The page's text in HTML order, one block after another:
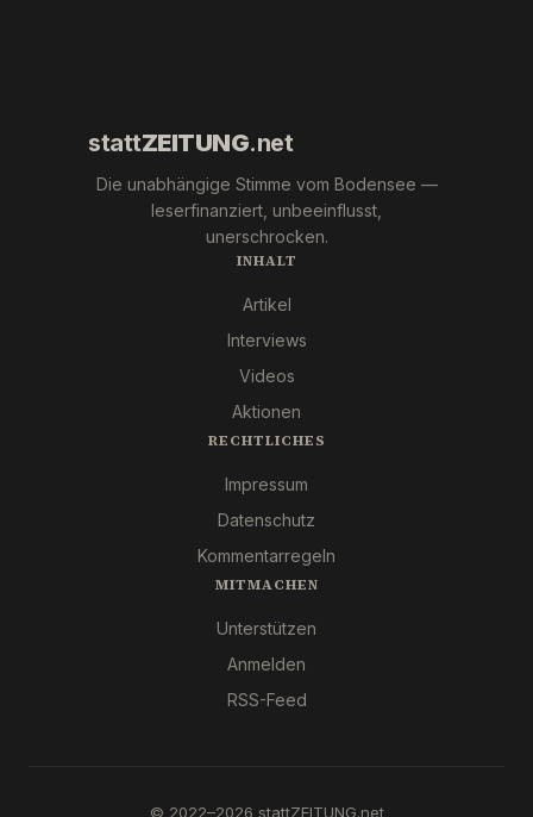
stattZEITUNG.net
Die unabhängige Stimme vom Bodensee —
leserfinanziert, unbeeinflusst,
unerschrocken.
INHALT
Artikel
Interviews
Videos
Aktionen
RECHTLICHES
Impressum
Datenschutz
Kommentarregeln
MITMACHEN
Unterstützen
Anmelden
RSS-Feed
© 2022–2026 stattZEITUNG.net